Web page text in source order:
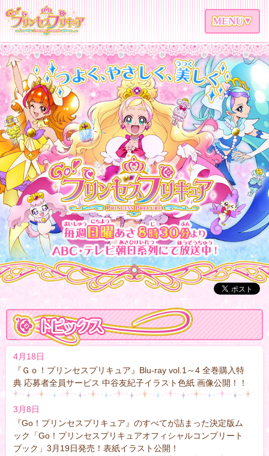
4月18日
『Ｇｏ！プリンセスプリキュア』Blu-ray vol.1～4 全巻購入特
典 応募者全員サービス 中谷友紀子イラスト色紙 画像公開！！
3月8日
『Go！プリンセスプリキュア』のすべてが詰まった決定版ム
ック「Go！プリンセスプリキュアオフィシャルコンプリート
ブック」3月19日発売！表紙イラスト公開！